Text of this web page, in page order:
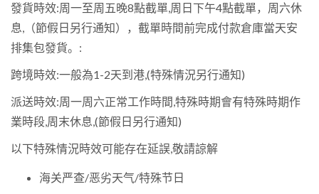
發貨時效:周一至周五晚8點截單,周日下午4點截單，周六休
息,（節假日另行通知），截單時間前完成付款倉庫當天安
排集包發貨。:
跨境時效:一般為1-2天到港,(特殊情況另行通知)
派送時效:周一周六正常工作時間,特殊時期會有特殊時期作
業時段,周末休息,(節假日另行通知)
以下特殊情況時效可能存在延誤,敬請諒解
海关严查/恶劣天气/特殊节日